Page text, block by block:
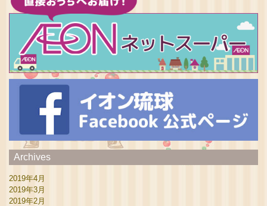
Archives
2019年4月
2019年3月
2019年2月